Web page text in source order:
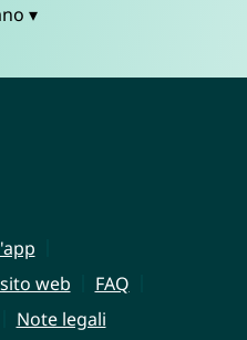
▾
web
FAQ
Note legali